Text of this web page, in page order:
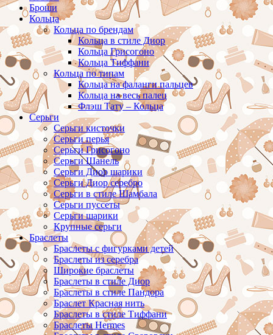
Броши
Кольца
Кольца по брендам
Кольца в стиле Диор
Кольца Грисогоно
Кольца Тиффани
Кольца по типам
Кольца на фаланги пальцев
Кольца на весь палец
Флэш Тату – Кольца
Серьги
Серьги кисточки
Серьги перья
Серьги Грисогоно
Серьги Шанель
Серьги Диор шарики
Серьги Диор серебро
Серьги в стиле Шамбала
Серьги пуссеты
Серьги шарики
Крупные серьги
Браслеты
Браслеты с фигурками детей
Браслеты из серебра
Широкие браслеты
Браслеты в стиле Диор
Браслеты в стиле Пандора
Браслет Красная нить
Браслеты в стиле Тиффани
Браслеты Hermes